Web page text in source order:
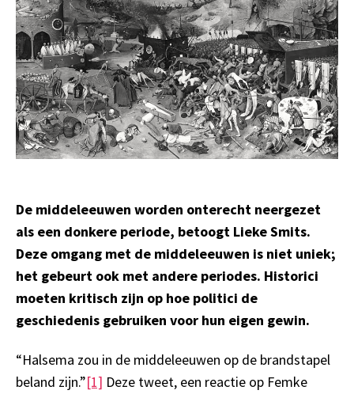
De middeleeuwen worden onterecht neergezet
als een donkere periode, betoogt Lieke Smits.
Deze omgang met de middeleeuwen is niet uniek;
het gebeurt ook met andere periodes. Historici
moeten kritisch zijn op hoe politici de
geschiedenis gebruiken voor hun eigen gewin.
“Halsema zou in de middeleeuwen op de brandstapel
beland zijn.”[1] Deze tweet, een reactie op Femke